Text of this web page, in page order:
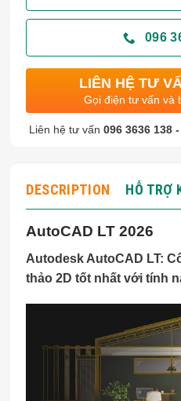
096
Liên hệ tư vấn 096 3636 138
LIÊN HỆ TƯ
Gọi điện tư vấn và
DESCRIPTION HỖ TRỢ
AutoCAD LT 2026
Autodesk AutoCAD LT:
thảo 2D tốt nhất với tính